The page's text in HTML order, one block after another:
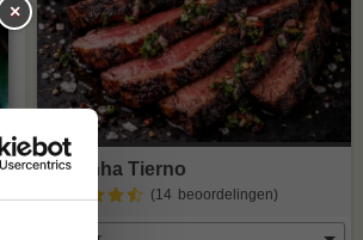
Picanha Tierno
(14 beoordelingen)
×